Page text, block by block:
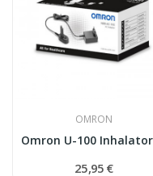
OMRON
25,95 €